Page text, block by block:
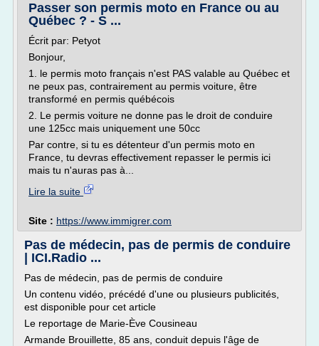
Passer son permis moto en France ou au
Québec ? - S ...
Écrit par: Petyot
Bonjour,
1. le permis moto français n'est PAS valable au Québec et
ne peux pas, contrairement au permis voiture, être
transformé en permis québécois
2. Le permis voiture ne donne pas le droit de conduire
une 125cc mais uniquement une 50cc
Par contre, si tu es détenteur d'un permis moto en
France, tu devras effectivement repasser le permis ici
mais tu n'auras pas à...
Lire la suite
Site : https://www.immigrer.com
Pas de médecin, pas de permis de conduire
| ICI.Radio ...
Pas de médecin, pas de permis de conduire
Un contenu vidéo, précédé d'une ou plusieurs publicités,
est disponible pour cet article
Le reportage de Marie-Ève Cousineau
Armande Brouillette, 85 ans, conduit depuis l'âge de